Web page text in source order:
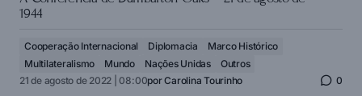
1944
Cooperação Internacional Diplomacia
Marco Histórico
Multilateralismo
Mundo Nações Unidas
Outros
21 de agosto de 2022 | 08:00porCarolina Tourinho 0